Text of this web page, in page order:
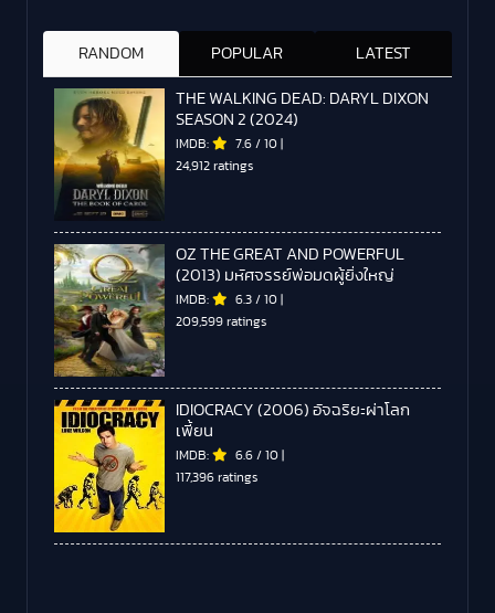
RANDOM POPULAR LATEST
THE WALKING DEAD: DARYL DIXON
SEASON 2 (2024)
IMDB: 7.6 / 10 |
24,912 ratings
OZ THE GREAT AND POWERFUL
(2013) มหัศจรรย์พ่อมดผู้ยิ่งใหญ่
IMDB: 6.3 / 10 |
209,599 ratings
IDIOCRACY (2006) อัจฉริยะผ่าโลก
เพี้ยน
IMDB: 6.6 / 10 |
117,396 ratings